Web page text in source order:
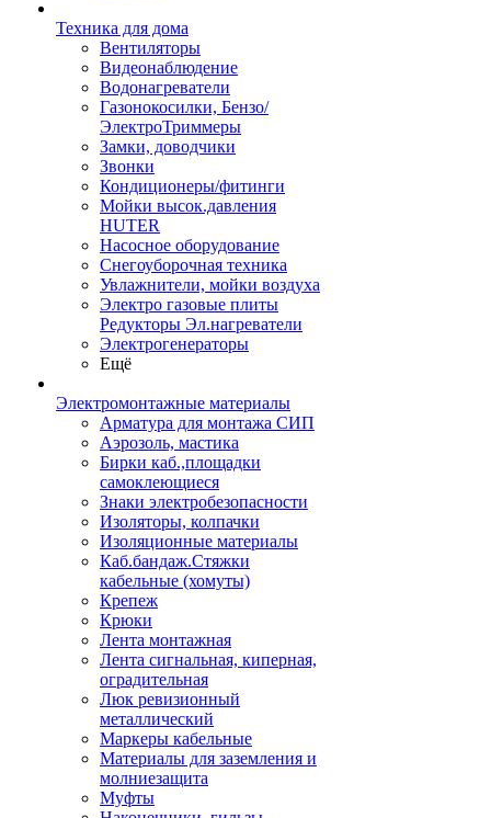
Техника для дома
Вентиляторы
Видеонаблюдение
Водонагреватели
Газонокосилки, Бензо/
ЭлектроТриммеры
Замки, доводчики
Звонки
Кондиционеры/фитинги
Мойки высок.давления
HUTER
Насосное оборудование
Снегоуборочная техника
Увлажнители, мойки воздуха
Электро газовые плиты
Редукторы Эл.нагреватели
Электрогенераторы
Ещё
Электромонтажные материалы
Арматура для монтажа СИП
Аэрозоль, мастика
Бирки каб.,площадки
самоклеющиеся
Знаки электробезопасности
Изоляторы, колпачки
Изоляционные материалы
Каб.бандаж.Стяжки
кабельные (хомуты)
Крепеж
Крюки
Лента монтажная
Лента сигнальная, киперная,
оградительная
Люк ревизионный
металлический
Маркеры кабельные
Материалы для заземления и
молниезащита
Муфты